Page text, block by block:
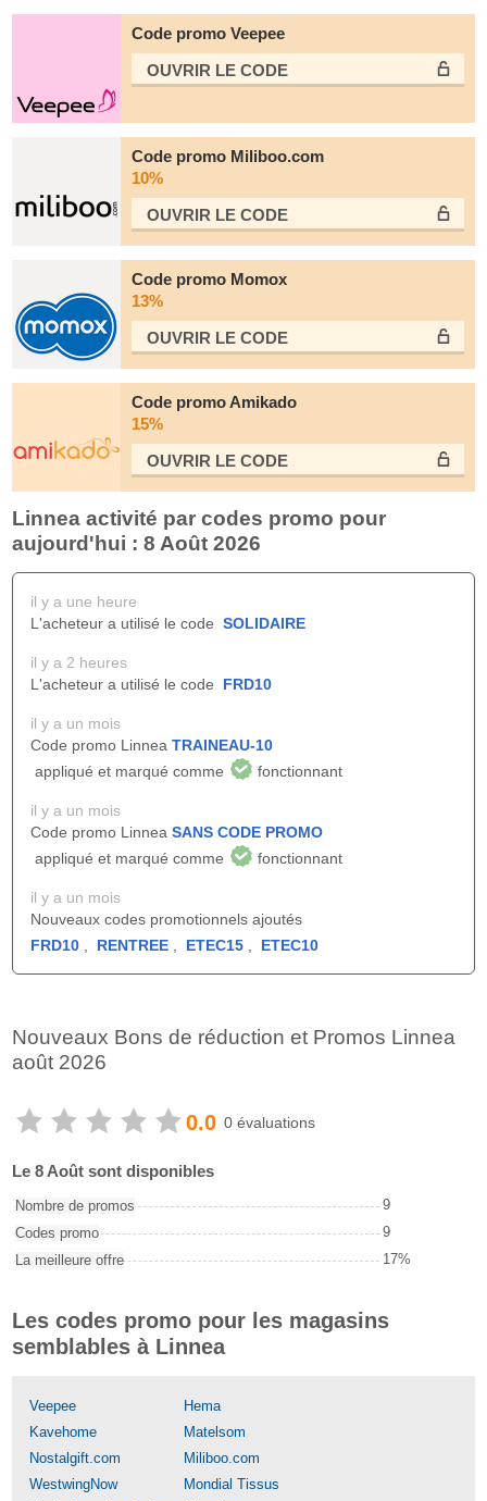
Code promo Veepee
OUVRIR LE СODE
Code promo Miliboo.com
10%
OUVRIR LE СODE
Code promo Momox
13%
OUVRIR LE СODE
Code promo Amikado
15%
OUVRIR LE СODE
Linnea activité par codes promo pour
aujourd'hui : 8 Août 2026
il y a une heure
L'acheteur a utilisé le code SOLIDAIRE
il y a 2 heures
L'acheteur a utilisé le code FRD10
il y a un mois
Code promo Linnea TRAINEAU-10
appliqué et marqué comme
fonctionnant
il y a un mois
Code promo Linnea SANS CODE PROMO
appliqué et marqué comme
fonctionnant
il y a un mois
Nouveaux codes promotionnels ajoutés
FRD10
RENTREE ETEC15 ETEC10
Nouveaux Bons de réduction et Promos Linnea
août 2026
0.0 0 évaluations
Le 8 Août sont disponibles
Nombre de promos
9
Codes promo
9
La meilleure offre
17%
Les codes promo pour les magasins
semblables à Linnea
Veepee
Hema
Kavehome
Matelsom
Nostalgift.com
Miliboo.com
WestwingNow
Mondial Tissus